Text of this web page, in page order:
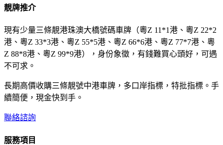
靚牌推介
現有少量三條靚港珠澳大橋號碼車牌（粵Z 11*1港、粵Z 22*2
港、粵Z 33*3港、粵Z 55*5港、粵Z 66*6港、粵Z 77*7港、粵
Z 88*8港、粵Z 99*9港），身份象徵，有錢難買心頭好，可遇
不可求。
長期高價收購三條靚號中港車牌，多口岸指標，特批指標。手
續簡便，現金快到手。
聯絡諮詢
服務項目